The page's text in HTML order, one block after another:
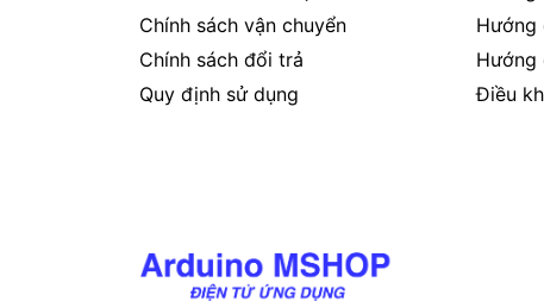
Chính sách vận chuyển
Chính sách đổi trả
Quy định sử dụng
Hướng
Hướng
Điều